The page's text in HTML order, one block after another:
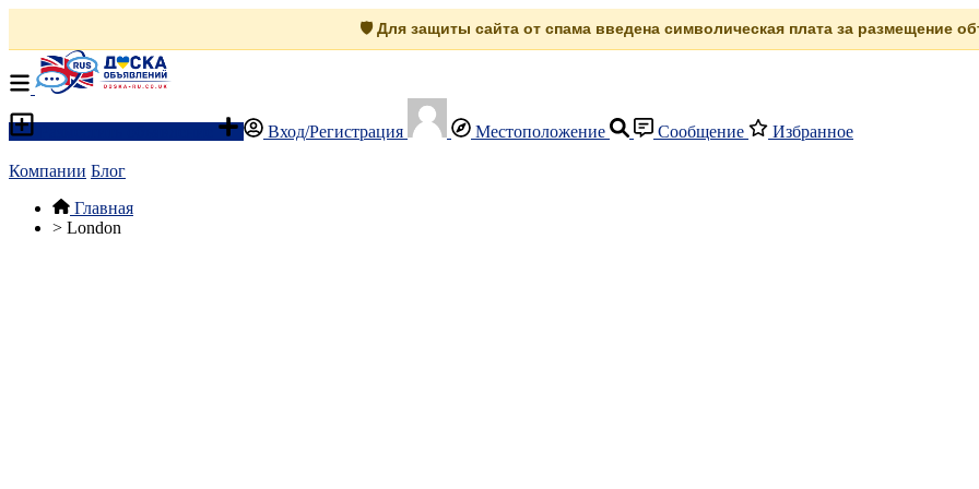
🛡️ Для защиты сайта от спама введена символическая плата за размещение
Вход/Регистрация Местоположение Сообщение Избранное
Компании Блог
Главная
> London